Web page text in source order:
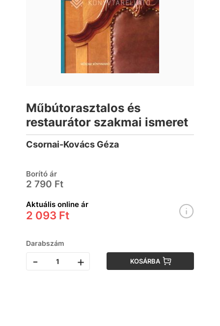
Műbútorasztalos és
restaurátor szakmai ismeret
Csornai-Kovács Géza
Borító ár
2 790 Ft
Aktuális online ár
2 093 Ft
Darabszám
- + KOSÁRBA